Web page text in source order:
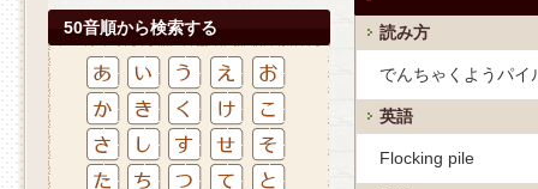
50音順から検索する 読み方
でんちゃくようパイ
英語
Flocking pile